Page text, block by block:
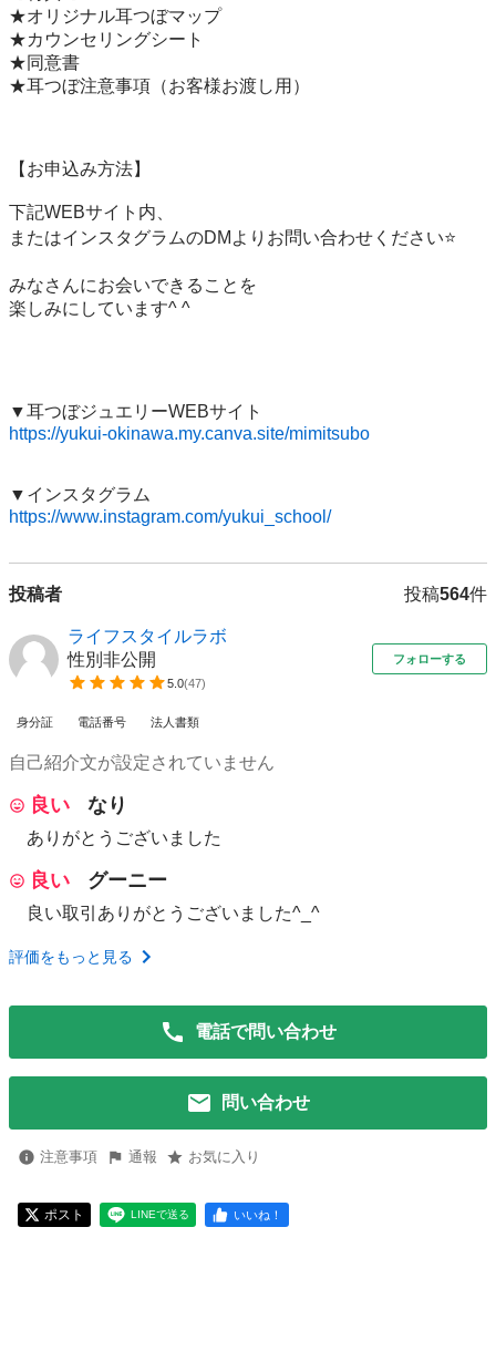
★オリジナル耳つぼマップ
★カウンセリングシート
★同意書
★耳つぼ注意事項（お客様お渡し用）
【お申込み方法】
下記WEBサイト内、
またはインスタグラムのDMよりお問い合わせください⭐️
みなさんにお会いできることを
楽しみにしています^ ^
https://yukui-okinawa.my.canva.site/mimitsubo
https://www.instagram.com/yukui_school/
投稿者 投稿564件
ライフスタイルラボ
性別非公開
5.0(47)
フォローする
身分証 電話番号 法人書類
自己紹介文が設定されていません
良い なり
ありがとうございました
良い グーニー
良い取引ありがとうございました^_^
評価をもっと見る
電話で問い合わせ
問い合わせ
注意事項 通報 お気に入り
ポスト LINEで送る いいね！